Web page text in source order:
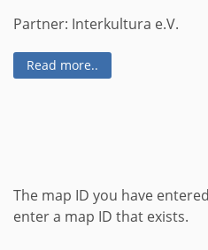
Partner: Interkultura e.V.
Read more..
The map ID you have
enter a map ID that exists.